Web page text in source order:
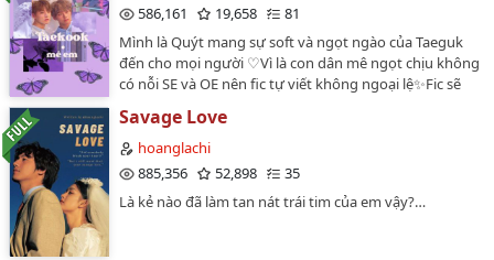
586,161
19,658
81
Mình là Quýt mang sự soft và ngọt ngào của Taeguk
đến cho mọi người ♡Vì là con dân mê ngọt chịu không
có nỗi SE và OE nên fic tự viết không ngoại lệ✨Fic sẽ
vật vô tình trùng tên thì mọi người cố gắng bỏ qua
nhaaa💗Thể loại: Thanh xuân vườn trường, boy x
boyKhông chuyển ver, tớ thoải mái việc rcm ạ💞Tặng
Savage Love
hoanglachi
885,356
52,898
35
Là kẻ nào đã làm tan nát trái tim của em vậy?…